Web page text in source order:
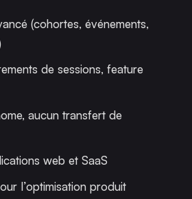
(cohortes, événements,
de sessions, feature
aucun transfert de
web et SaaS
l’optimisation produit